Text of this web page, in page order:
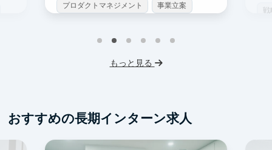
プロダクトマネジメント 事業立案
シンクタンク IT業界
スタートアップ 土日勤務可
戦
もっと見る
おすすめの長期インターン求人